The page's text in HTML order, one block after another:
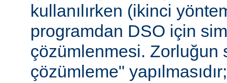
kullanılırken (ikinci
programdan DSO için
çözümlenmesi. Zorluğun
çözümleme"